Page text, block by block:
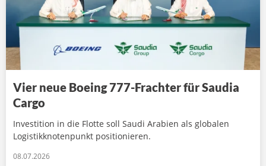
Vier neue Boeing 777-Frachter für Saudia
Cargo
Investition in die Flotte soll Saudi Arabien als globalen
Logistikknotenpunkt positionieren.
08.07.2026